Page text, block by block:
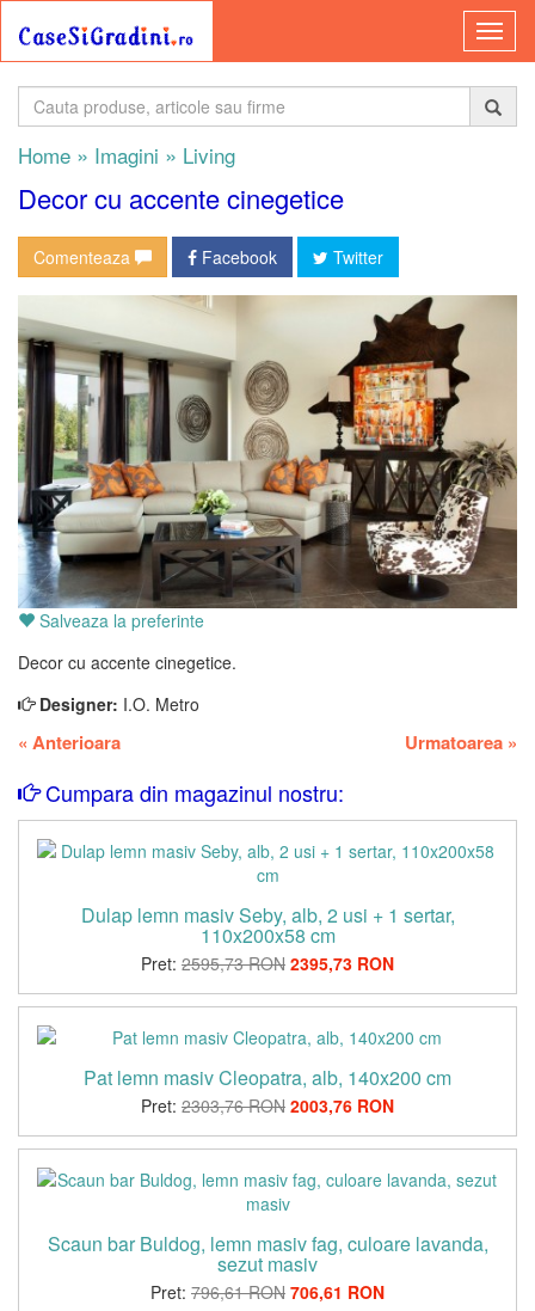
Home » Imagini » Living
Decor cu accente cinegetice
Comenteaza Facebook Twitter
Salveaza la preferinte
Decor cu accente cinegetice.
Designer: I.O. Metro
« Anterioara Urmatoarea »
Cumpara din magazinul nostru:
Dulap lemn masiv Seby, alb, 2 usi + 1 sertar,
110x200x58 cm
Pret: 2595,73 RON 2395,73 RON
Pat lemn masiv Cleopatra, alb, 140x200 cm
Pret: 2303,76 RON 2003,76 RON
Scaun bar Buldog, lemn masiv fag, culoare lavanda,
sezut masiv
Pret: 796,61 RON 706,61 RON